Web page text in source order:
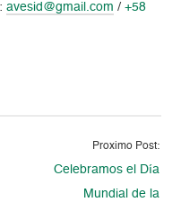
avesid@gmail.com /+58
Proximo Post:
Celebramos el Día
Mundial de la